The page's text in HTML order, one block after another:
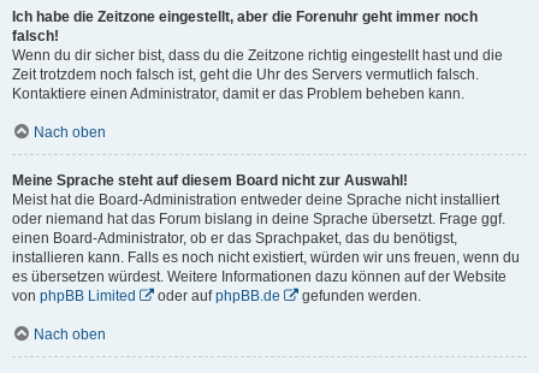
Ich habe die Zeitzone eingestellt, aber die Forenuhr geht immer noch
falsch!
Wenn du dir sicher bist, dass du die Zeitzone richtig eingestellt hast und die
Zeit trotzdem noch falsch ist, geht die Uhr des Servers vermutlich falsch.
Kontaktiere einen Administrator, damit er das Problem beheben kann.
Nach oben
Meine Sprache steht auf diesem Board nicht zur Auswahl!
Meist hat die Board-Administration entweder deine Sprache nicht installiert
oder niemand hat das Forum bislang in deine Sprache übersetzt. Frage ggf.
einen Board-Administrator, ob er das Sprachpaket, das du benötigst,
installieren kann. Falls es noch nicht existiert, würden wir uns freuen, wenn du
es übersetzen würdest. Weitere Informationen dazu können auf der Website
von phpBB Limited oder aufphpBB.de gefunden werden.
Nach oben